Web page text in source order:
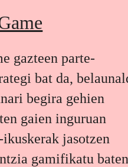
gazteen parte-
bat da,
begira gehien
gaien inguruan
jasotzen
gamifikatu